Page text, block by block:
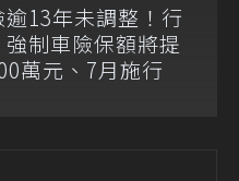
逾13年未調整！行
制車險保額將提
萬元、7月施行